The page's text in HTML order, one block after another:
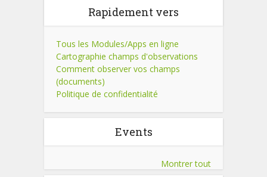
Rapidement vers
Tous les Modules/Apps en ligne
Cartographie champs d'observations
Comment observer vos champs
(documents)
Politique de confidentialité
Events
Montrer tout